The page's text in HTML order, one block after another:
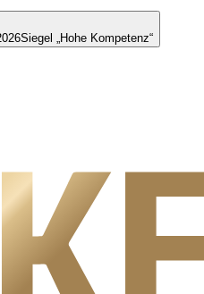
Siegel „Hohe Kompetenz“